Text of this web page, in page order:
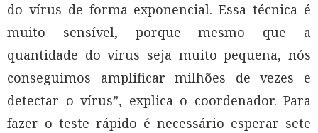
do vírus de forma exponencial. Essa técnica é
muito sensível, porque mesmo que a
quantidade do vírus seja muito pequena, nós
conseguimos amplificar milhões de vezes e
detectar o vírus”, explica o coordenador. Para
fazer o teste rápido é necessário esperar sete